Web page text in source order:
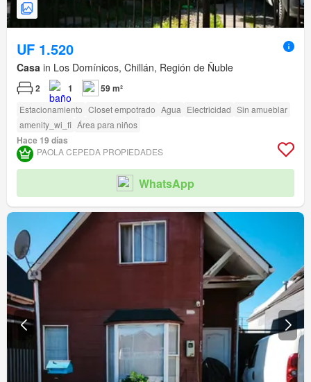
UF 1.520
Casa in Los Domínicos, Chillán, Región de Ñuble
2 1 59 m²
Estacionamiento Closet empotrado Agua Electricidad Sin amueblar
amenity_wi_fi Área para niños
Hace 19 días
PAOLA CEPEDA PROPIEDADES
WhatsApp